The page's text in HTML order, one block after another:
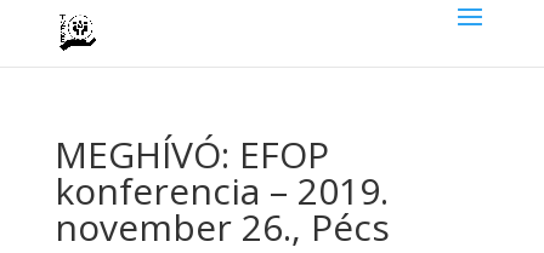
MEGHÍVÓ: EFOP
konferencia – 2019.
november 26., Pécs